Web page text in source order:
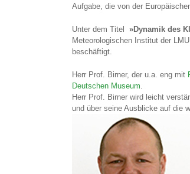
Aufgabe, die von der
Unter dem Titel »Dynamik des
Meteorologischen Institut der
beschäftigt.
Herr Prof. Birner, der u.a. eng mit
Deutschen Museum.
​Herr Prof. Birner wird leicht
und über seine Ausblicke auf die